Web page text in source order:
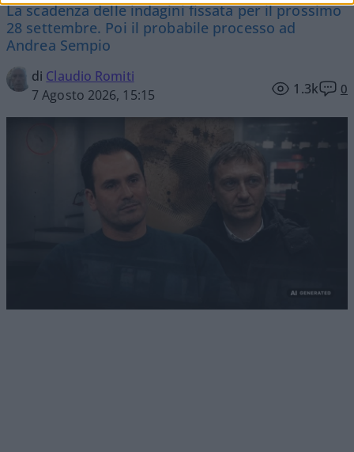
La scadenza delle indagini fissata per il prossimo
28 settembre. Poi il probabile processo ad
Andrea Sempio
di Claudio Romiti
7 Agosto 2026, 15:15
1.3k 0